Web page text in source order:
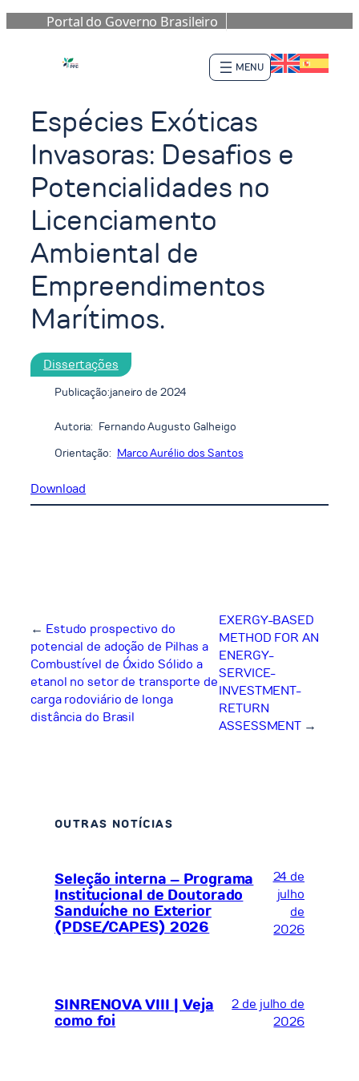
Portal do Governo Brasileiro
para
o
Espécies Exóticas
Invasoras: Desafios e
Potencialidades no
Licenciamento
Ambiental de
Empreendimentos
Marítimos.
Dissertações
Publicação:janeiro de 2024
Autoria: Fernando Augusto Galheigo
Orientação: Marco Aurélio dos Santos
Download
← Estudo prospectivo do
potencial de adoção de Pilhas a
Combustível de Óxido Sólido a
etanol no setor de transporte de
carga rodoviário de longa
distância do Brasil
EXERGY-BASED
METHOD FOR AN
ENERGY-
SERVICE-
INVESTMENT-
RETURN
ASSESSMENT →
OUTRAS NOTÍCIAS
Seleção interna – Programa
Institucional de Doutorado
Sanduíche no Exterior
(PDSE/CAPES) 2026
24 de
julho
de
2026
SINRENOVA VIII | Veja
como foi
2 de julho de
2026